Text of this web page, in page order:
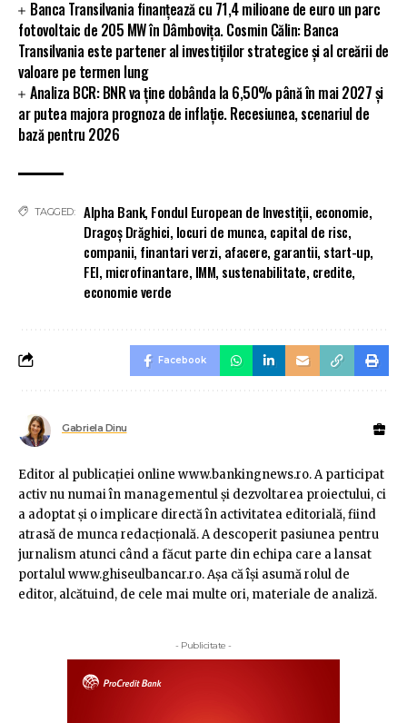
Banca Transilvania finanțează cu 71,4 milioane de euro un parc
fotovoltaic de 205 MW în Dâmbovița. Cosmin Călin: Banca
Transilvania este partener al investițiilor strategice și al creării de
valoare pe termen lung
Analiza BCR: BNR va ține dobânda la 6,50% până în mai 2027 și
ar putea majora prognoza de inflație. Recesiunea, scenariul de
bază pentru 2026
TAGGED: Alpha Bank, Fondul European de Investiții, economie,
Dragoș Drăghici, locuri de munca, capital de risc,
companii, finantari verzi, afacere, garantii, start-up,
FEI, microfinantare, IMM, sustenabilitate, credite,
economie verde
Facebook
Gabriela Dinu
Editor al publicaţiei online www.bankingnews.ro. A participat
activ nu numai în managementul şi dezvoltarea proiectului, ci
a adoptat şi o implicare directă în activitatea editorială, fiind
atrasă de munca redacţională. A descoperit pasiunea pentru
jurnalism atunci când a făcut parte din echipa care a lansat
portalul www.ghiseulbancar.ro. Așa că îşi asumă rolul de
editor, alcătuind, de cele mai multe ori, materiale de analiză.
- Publicitate -